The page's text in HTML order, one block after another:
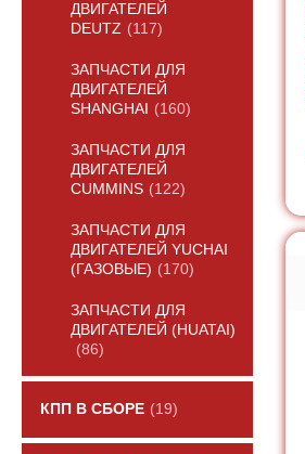
ДВИГАТЕЛЕЙ
DEUTZ (117)
ЗАПЧАСТИ ДЛЯ
ДВИГАТЕЛЕЙ
SHANGHAI (160)
ЗАПЧАСТИ ДЛЯ
ДВИГАТЕЛЕЙ
CUMMINS (122)
ЗАПЧАСТИ ДЛЯ
ДВИГАТЕЛЕЙ YUCHAI
(ГАЗОВЫЕ) (170)
ЗАПЧАСТИ ДЛЯ
ДВИГАТЕЛЕЙ (HUATAI)
(86)
КПП В СБОРЕ (19)